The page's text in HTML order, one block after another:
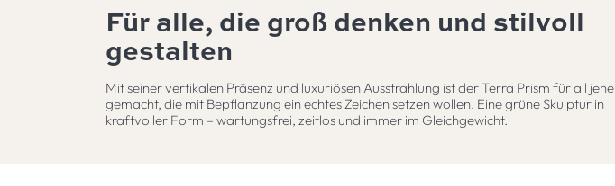
Für alle, die groß denken und stilvoll
gestalten
Mit seiner vertikalen Präsenz und luxuriösen Ausstrahlung ist der Terra Prism für all jene
gemacht, die mit Bepflanzung ein echtes Zeichen setzen wollen. Eine grüne Skulptur in
kraftvoller Form – wartungsfrei, zeitlos und immer im Gleichgewicht.